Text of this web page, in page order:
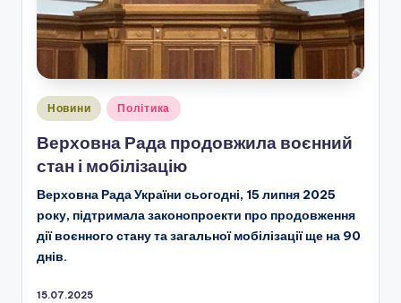
Опубліковано
Новини Політика
Верховна Рада продовжила воєнний
стан і мобілізацію
Верховна Рада України сьогодні, 15 липня 2025
року, підтримала законопроекти про продовження
дії воєнного стану та загальної мобілізації ще на 90
днів.
15.07.2025